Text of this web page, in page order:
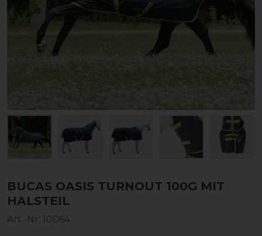
BUCAS OASIS TURNOUT 100G MIT
HALSTEIL
Art.-Nr: 10064